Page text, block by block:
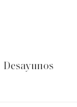
Desayunos